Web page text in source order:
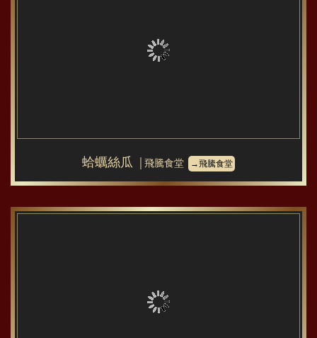
蛤蠣絲瓜 │飛騰食堂 →飛騰食堂